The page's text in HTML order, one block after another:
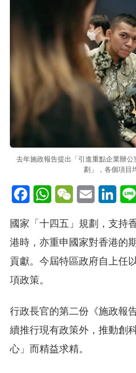
去年施政報告提出「引進重點企業辦
劃」，各個項目
FacebookWhatsAppWeChatEmail
國家「十四五」規劃，支持
港時，亦重申國家對香港的
貢獻。今屆特區政府自上任
項政策。
行政長官的第二份《施政報
續推行現有政策外，推動創
心」而精益求精。